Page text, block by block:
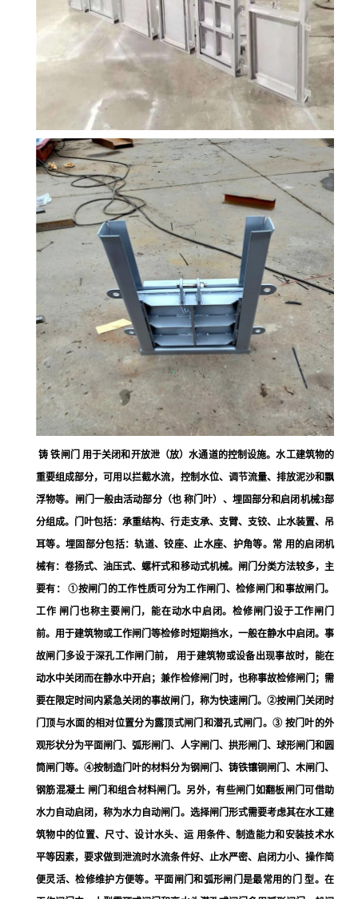
铸 铁闸门 用于关闭和开放泄（放）水通道的控制设施。水工建筑物的
重要组成部分，可用以拦截水流，控制水位、调节流量、排放泥沙和飘
浮物等。闸门一般由活动部分（也 称门叶）、埋固部分和启闭机械3部
分组成。门叶包括：承重结构、行走支承、支臂、支铰、止水装置、吊
耳等。埋固部分包括：轨道、铰座、止水座、护角等。常 用的启闭机
械有：卷扬式、油压式、螺杆式和移动式机械。闸门分类方法较多，主
要有： ①按闸门的工作性质可分为工作闸门、检修闸门和事故闸门。
工作 闸门也称主要闸门，能在动水中启闭。检修闸门设于工作闸门
前。用于建筑物或工作闸门等检修时短期挡水，一般在静水中启闭。事
故闸门多设于深孔工作闸门前， 用于建筑物或设备出现事故时，能在
动水中关闭而在静水中开启；兼作检修闸门时，也称事故检修闸门；需
要在限定时间内紧急关闭的事故闸门，称为快速闸门。②按闸门关闭时
门顶与水面的相对位置分为露顶式闸门和潜孔式闸门。③ 按门叶的外
观形状分为平面闸门、弧形闸门、人字闸门、拱形闸门、球形闸门和圆
筒闸门等。④按制造门叶的材料分为钢闸门、铸铁镶铜闸门、木闸门、
钢筋混凝土 闸门和组合材料闸门。另外，有些闸门如翻板闸门可借助
水力自动启闭，称为水力自动闸门。选择闸门形式需要考虑其在水工建
筑物中的位置、尺寸、设计水头、运 用条件、制造能力和安装技术水
平等因素，要求做到泄流时水流条件好、止水严密、启闭力小、操作简
便灵活、检修维护方便等。平面闸门和弧形闸门是最常用的门 型。在